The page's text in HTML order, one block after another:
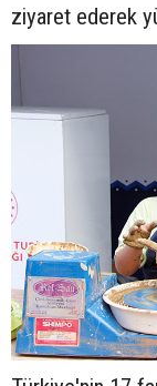
ziyaret ederek